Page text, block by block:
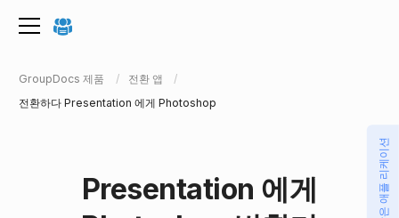
GroupDocs 제품
전환 앱
전환하다 Presentation 에게 Photoshop
Presentation 에게
더 많은 애플 리케이션